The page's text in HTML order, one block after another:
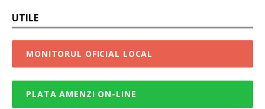
UTILE
MONITORUL OFICIAL LOCAL
PLATA AMENZI ON-LINE